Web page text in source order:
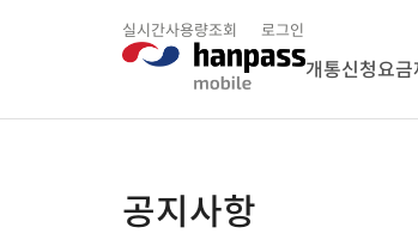
실시간사용량조회 로그인
개통신청요금
공지사항